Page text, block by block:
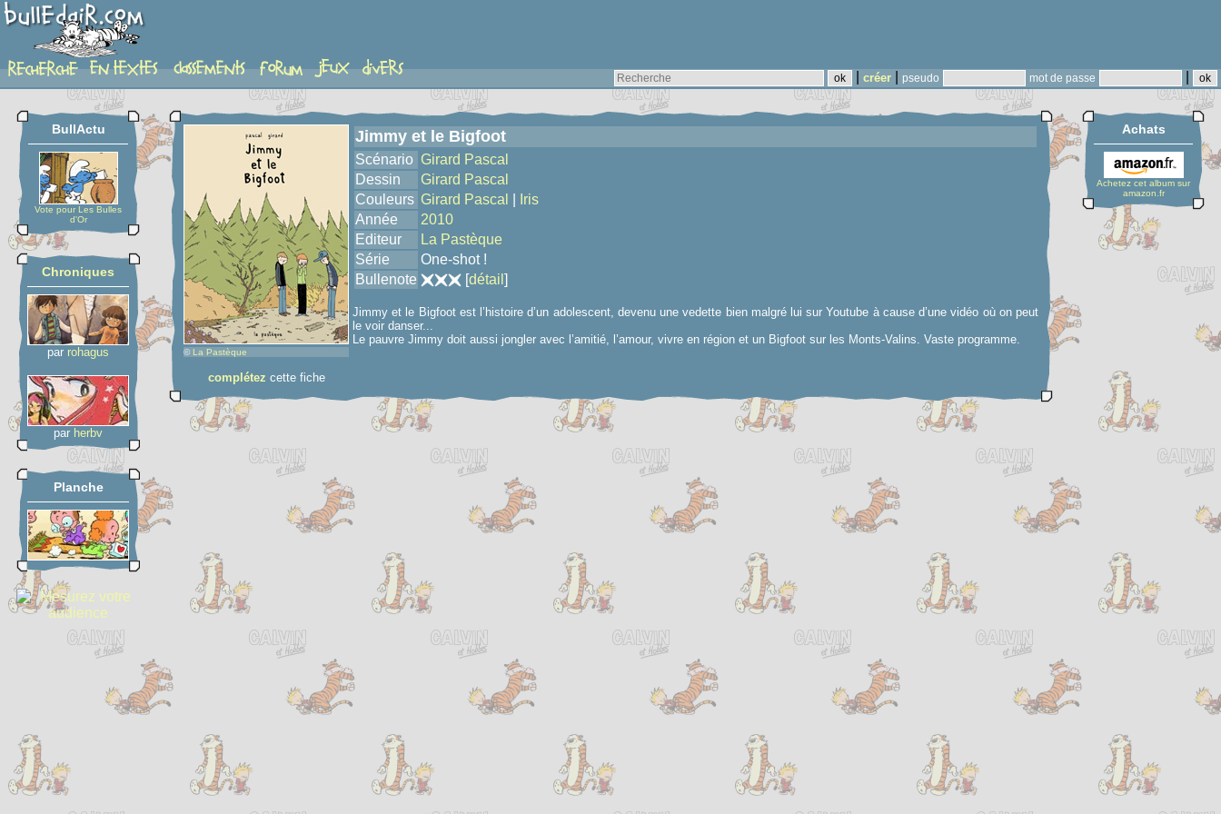
créer pseudo mot de passe
album
BullActu
Vote pour Les Bulles
d'Or
Chroniques
par rohagus
par herbv
Planche
© La Pastèque
complétez cette fiche
Jimmy et le Bigfoot
Scénario Girard Pascal
Dessin
Girard Pascal
Couleurs Girard Pascal
Iris
Année
2010
Editeur
La Pastèque
Série
One-shot !
Bullenote
[détail ]
Jimmy et le Bigfoot est l’histoire d’un adolescent, devenu une vedette bien malgré lui sur Youtube à cause d’une vidéo où on peut
le voir danser...
Le pauvre Jimmy doit aussi jongler avec l’amitié, l’amour, vivre en région et un Bigfoot sur les Monts-Valins. Vaste programme.
Achats
Achetez cet album sur
amazon.fr